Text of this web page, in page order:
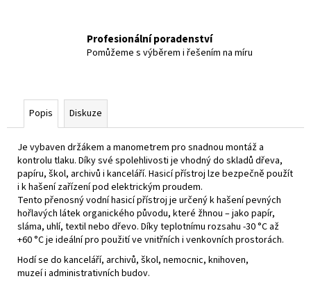
Profesionální poradenství
Pomůžeme s výběrem i řešením na míru
Popis Diskuze
Je vybaven držákem a manometrem pro snadnou montáž a
kontrolu tlaku. Díky své spolehlivosti je vhodný do skladů dřeva,
papíru, škol, archivů i kanceláří. Hasicí přístroj lze bezpečně použít
i k hašení zařízení pod elektrickým proudem.
Tento přenosný vodní hasicí přístroj je určený k hašení pevných
hořlavých látek organického původu, které žhnou – jako papír,
sláma, uhlí, textil nebo dřevo. Díky teplotnímu rozsahu -30 °C až
+60 °C je ideální pro použití ve vnitřních i venkovních prostorách.
Hodí se do kanceláří, archivů, škol, nemocnic, knihoven,
muzeí i administrativních budov.